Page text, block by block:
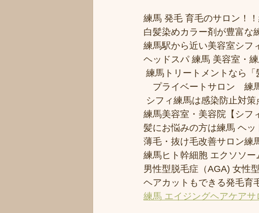
練馬 発毛 育毛のサロン！
白髪染めカラー剤が豊富な
練馬駅から近い美容室シフ
ヘッドスパ 練馬 美容室・
練馬トリートメントなら「
プライベートサロン　練
シフィ練馬は感染防止対
練馬美容室・美容院【シフ
髪にお悩みの方は練馬 ヘ
薄毛・抜け毛改善サロン練
練馬ヒト幹細胞 エクソソ
男性型脱毛症（AGA) 女性
ヘアカットもできる発毛育
練馬 エイジングヘアケアサ